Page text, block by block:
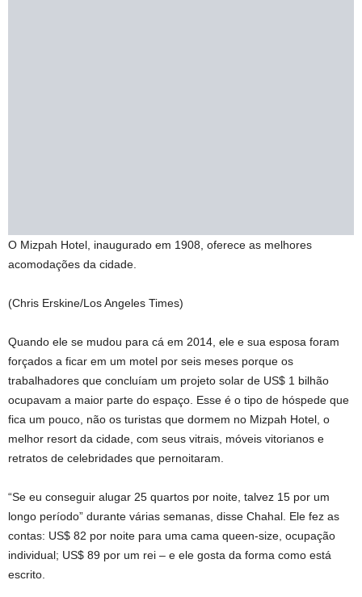
O Mizpah Hotel, inaugurado em 1908, oferece as melhores
acomodações da cidade.
(Chris Erskine/Los Angeles Times)
Quando ele se mudou para cá em 2014, ele e sua esposa foram
forçados a ficar em um motel por seis meses porque os
trabalhadores que concluíam um projeto solar de US$ 1 bilhão
ocupavam a maior parte do espaço. Esse é o tipo de hóspede que
fica um pouco, não os turistas que dormem no Mizpah Hotel, o
melhor resort da cidade, com seus vitrais, móveis vitorianos e
retratos de celebridades que pernoitaram.
“Se eu conseguir alugar 25 quartos por noite, talvez 15 por um
longo período” durante várias semanas, disse Chahal. Ele fez as
contas: US$ 82 por noite para uma cama queen-size, ocupação
individual; US$ 89 por um rei – e ele gosta da forma como está
escrito.